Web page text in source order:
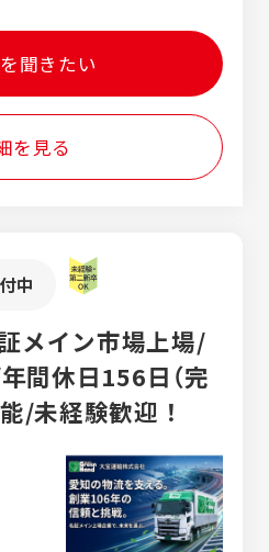
チャーしていきます。 ▽現
る上での基本動作や挨拶の仕
方などを学んでいきましょ
育を共に担当するエルダー社
めていきます。 ★その他
、国家資格である貴重品運
しています。 【コミュニ
です！】 当社では朝礼やミ
す。困ったことがあればど
みてください。
43歳／入社8年）
集です。 ※入社後、地域限定
職正社員への変更も可能（変
聞きたい
を見る
中
メイン市場上場/
間休日156日（完
/未経験歓迎！